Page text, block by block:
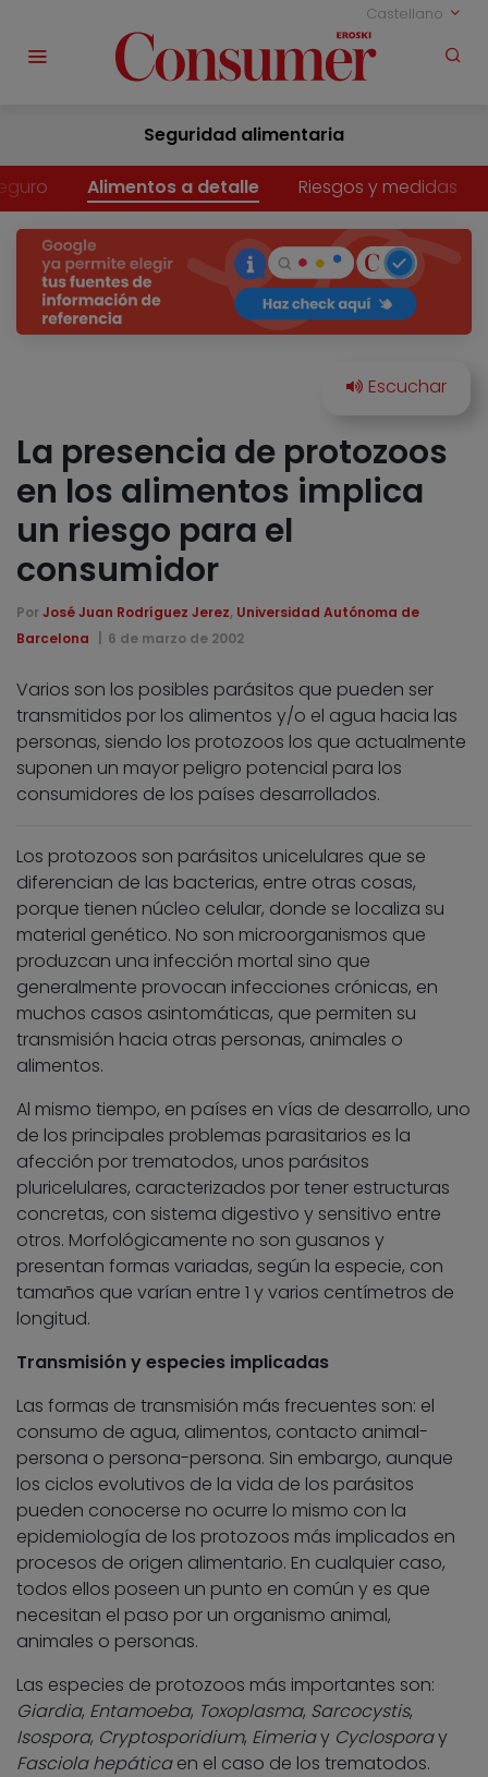
Castellano
Seguridad alimentaria
Alimentos a detalle Riesgos y medidas
La presencia de protozoos
en los alimentos implica
un riesgo para el
consumidor
Por José Juan Rodríguez Jerez, Universidad Autónoma de
Barcelona
6 de marzo de 2002
Varios son los posibles parásitos que pueden ser
transmitidos por los alimentos y/o el agua hacia las
personas, siendo los protozoos los que actualmente
suponen un mayor peligro potencial para los
consumidores de los países desarrollados.
Los protozoos son parásitos unicelulares que se
diferencian de las bacterias, entre otras cosas,
porque tienen núcleo celular, donde se localiza su
material genético. No son microorganismos que
produzcan una infección mortal sino que
generalmente provocan infecciones crónicas, en
muchos casos asintomáticas, que permiten su
transmisión hacia otras personas, animales o
alimentos.
Al mismo tiempo, en países en vías de desarrollo, uno
de los principales problemas parasitarios es la
afección por trematodos, unos parásitos
pluricelulares, caracterizados por tener estructuras
concretas, con sistema digestivo y sensitivo entre
otros. Morfológicamente no son gusanos y
presentan formas variadas, según la especie, con
tamaños que varían entre 1 y varios centímetros de
longitud.
Transmisión y especies implicadas
Las formas de transmisión más frecuentes son: el
consumo de agua, alimentos, contacto animal-
persona o persona-persona. Sin embargo, aunque
los ciclos evolutivos de la vida de los parásitos
pueden conocerse no ocurre lo mismo con la
epidemiología de los protozoos más implicados en
procesos de origen alimentario. En cualquier caso,
todos ellos poseen un punto en común y es que
necesitan el paso por un organismo animal,
animales o personas.
Las especies de protozoos más importantes son:
Giardia, Entamoeba, Toxoplasma, Sarcocystis,
Isospora, Cryptosporidium, Eimeriay Cyclosporay
Fasciola hepáticaen el caso de los trematodos.